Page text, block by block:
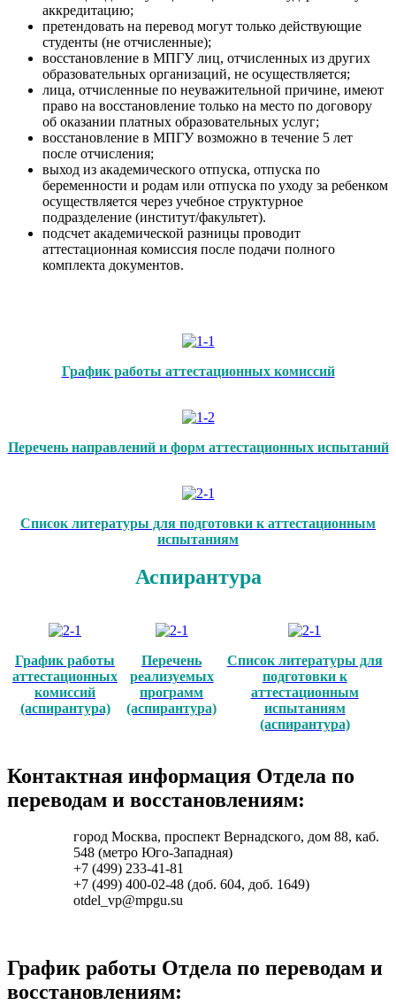
аккредитацию;
претендовать на перевод могут только действующие
студенты (не отчисленные);
восстановление в МПГУ лиц, отчисленных из других
образовательных организаций, не осуществляется;
лица, отчисленные по неуважительной причине, имеют
право на восстановление только на место по договору
об оказании платных образовательных услуг;
восстановление в МПГУ возможно в течение 5 лет
после отчисления;
выход из академического отпуска, отпуска по
беременности и родам или отпуска по уходу за ребенком
осуществляется через учебное структурное
подразделение (институт/факультет).
подсчет академической разницы проводит
аттестационная комиссия после подачи полного
комплекта документов.
График работы аттестационных комиссий
Перечень направлений и форм аттестационных испытаний
Список литературы для подготовки к аттестационным
испытаниям
Аспирантура
График работы
аттестационных
комиссий
(аспирантура)
Перечень
реализуемых
программ
(аспирантура)
Список литературы для
подготовки к
аттестационным
испытаниям
(аспирантура)
Контактная информация Отдела по
переводам и восcтановлениям:
город Москва, проспект Вернадского, дом 88, каб.
548 (метро Юго-Западная)
+7 (499) 233-41-81
+7 (499) 400-02-48 (доб. 604, доб. 1649)
otdel_vp@mpgu.su
График работы Отдела по переводам и
восcтановлениям: